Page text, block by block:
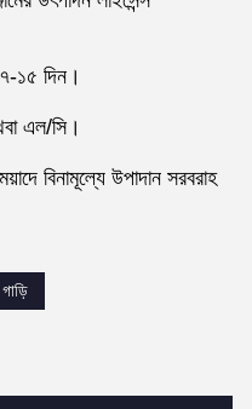
১৫ দিন।
এল/সি।
বিনামূল্যে উপাদান সরবরাহ